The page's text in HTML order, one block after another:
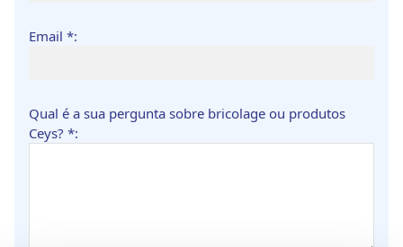
Email *:
Qual é a sua pergunta sobre bricolage ou produtos
Ceys? *: